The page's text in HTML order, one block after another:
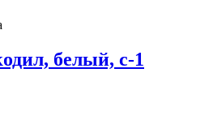
белый, c-1